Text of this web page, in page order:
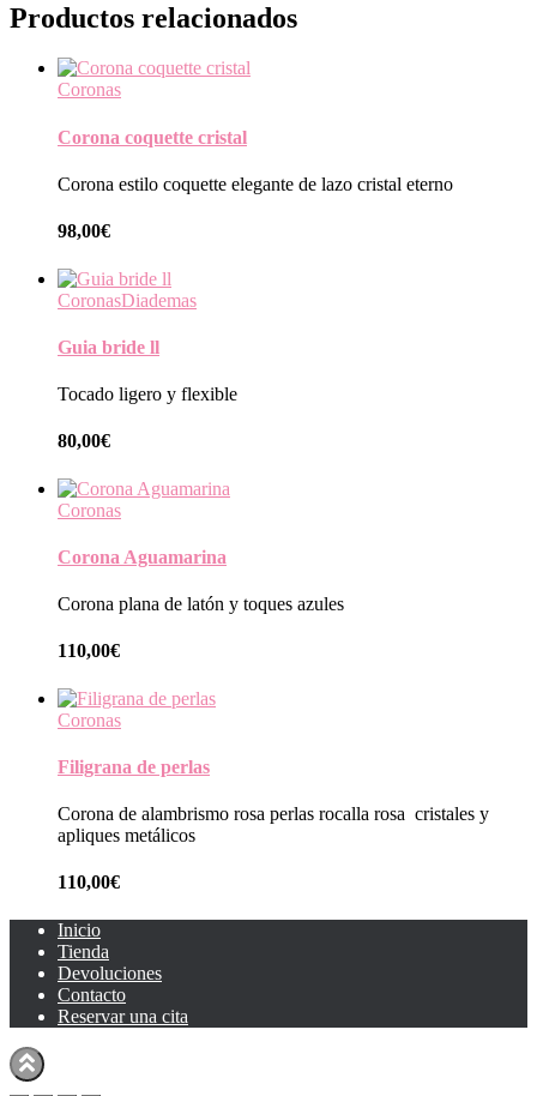
Productos relacionados
Coronas
Corona coquette cristal
Corona estilo coquette elegante de lazo cristal eterno
98,00€
CoronasDiademas
Guia bride ll
Tocado ligero y flexible
80,00€
Coronas
Corona Aguamarina
Corona plana de latón y toques azules
110,00€
Coronas
Filigrana de perlas
Corona de alambrismo rosa perlas rocalla rosa cristales y
apliques metálicos
110,00€
Inicio
Tienda
Devoluciones
Contacto
Reservar una cita